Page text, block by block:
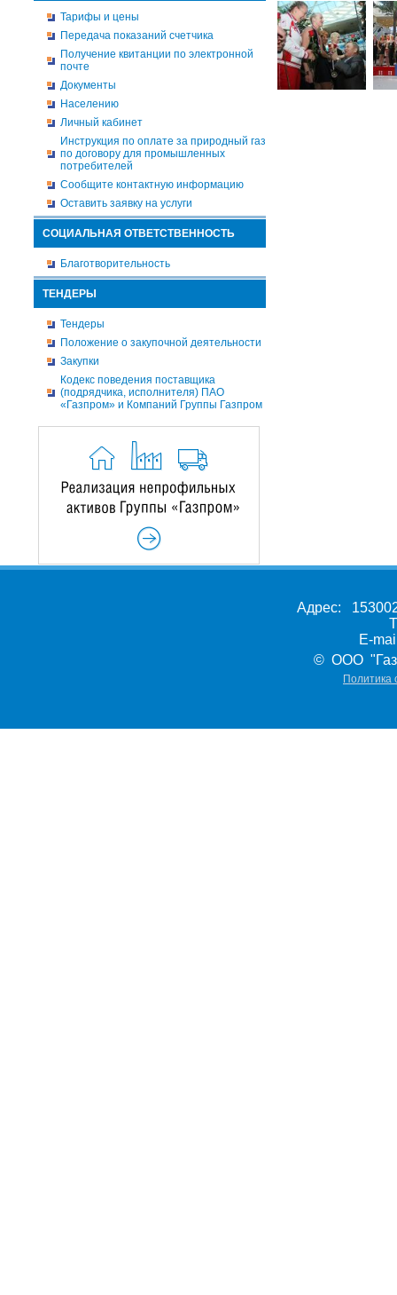
Тарифы и цены
Передача показаний счетчика
Получение квитанции по электронной
почте
Документы
Населению
Личный кабинет
Инструкция по оплате за природный газ
по договору для промышленных
потребителей
Сообщите контактную информацию
Оставить заявку на услуги
СОЦИАЛЬНАЯ ОТВЕТСТВЕННОСТЬ
Благотворительность
ТЕНДЕРЫ
Тендеры
Положение о закупочной деятельности
Закупки
Кодекс поведения поставщика
(подрядчика, исполнителя) ПАО
«Газпром» и Компаний Группы Газпром
Адрес:
E-
© ООО
Политика